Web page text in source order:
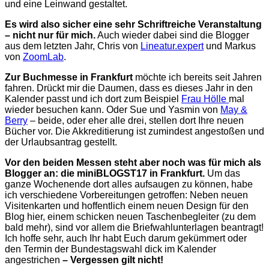
und eine Leinwand gestaltet.
Es wird also sicher eine sehr Schriftreiche Veranstaltung
– nicht nur für mich.Auch wieder dabei sind die Blogger
aus dem letzten Jahr, Chris von Lineatur.expertund Markus
von ZoomLab.
Zur Buchmesse in Frankfurt möchte ich bereits seit Jahren
fahren. Drückt mir die Daumen, dass es dieses Jahr in den
Kalender passt und ich dort zum Beispiel Frau Hölle mal
wieder besuchen kann. Oder Sue und Yasmin von May &
Berry – beide, oder eher alle drei, stellen dort Ihre neuen
Bücher vor. Die Akkreditierung ist zumindest angestoßen und
der Urlaubsantrag gestellt.
Vor den beiden Messen steht aber noch was für mich als
Blogger an: die miniBLOGST17 in Frankfurt. Um das
ganze Wochenende dort alles aufsaugen zu können, habe
ich verschiedene Vorbereitungen getroffen: Neben neuen
Visitenkarten und hoffentlich einem neuen Design für den
Blog hier, einem schicken neuen Taschenbegleiter (zu dem
bald mehr), sind vor allem die Briefwahlunterlagen beantragt!
Ich hoffe sehr, auch Ihr habt Euch darum gekümmert oder
den Termin der Bundestagswahl dick im Kalender
angestrichen – Vergessen gilt nicht!